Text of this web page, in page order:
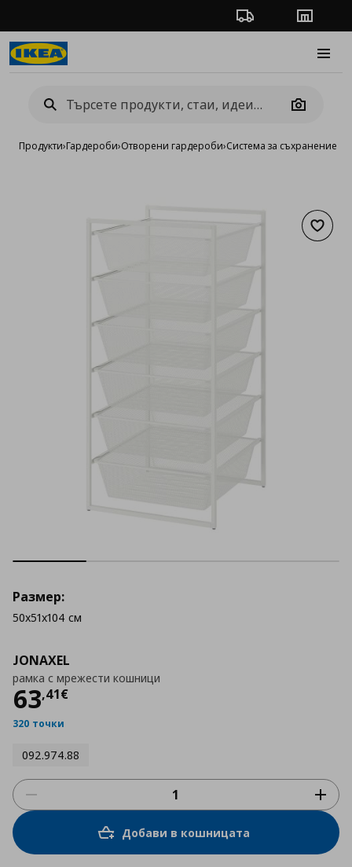
Проследяване на
Camera
Продукти›Гардероби›Отворени гардероби›Система за съхранение
JONAXEL
рамка с мрежести кошници
63,41€
Цена
320 точки
092.974.88
Размер:
50x51x104 см
Добави в кошницата